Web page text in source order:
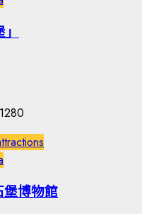
堡博物館